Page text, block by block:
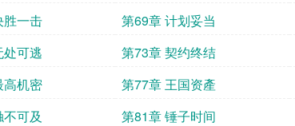
胜一击 第69章 计划妥当
可逃 第73章 契约终结
高机密 第77章 王国资產
可及 第81章 锤子时间